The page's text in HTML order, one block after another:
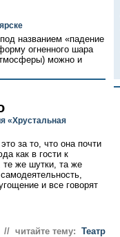
названием «падение
огненного шара
можно и
«Хрустальная
за то, что она почти
как в гости к
те же шутки, та же
и все говорят
// читайте тему: Театр